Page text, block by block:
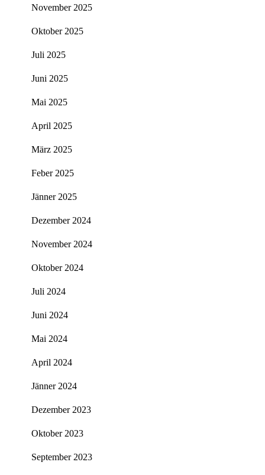
November 2025
Oktober 2025
Juli 2025
Juni 2025
Mai 2025
April 2025
März 2025
Feber 2025
Jänner 2025
Dezember 2024
November 2024
Oktober 2024
Juli 2024
Juni 2024
Mai 2024
April 2024
Jänner 2024
Dezember 2023
Oktober 2023
September 2023